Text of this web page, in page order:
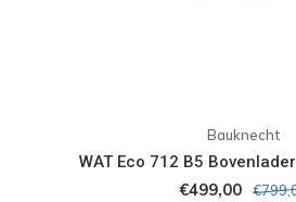
Bauknecht
WAT Eco 712 B5
€499,00